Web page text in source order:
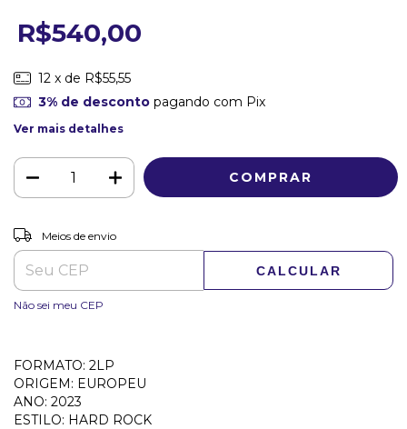
R$540,00
12 x de R$55,55
3% de descontopagando com Pix
Ver mais detalhes
Entregas para o CEP:
Meios de envio
CALCULAR
Não sei meu CEP
FORMATO: 2LP
ORIGEM: EUROPEU
ANO: 2023
ESTILO: HARD ROCK